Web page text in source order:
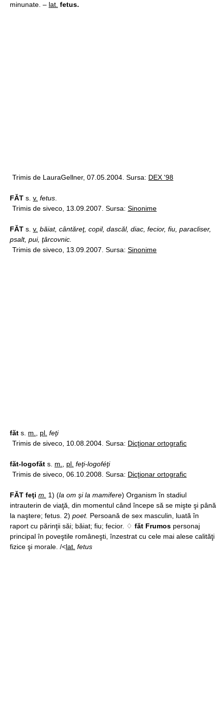
minunate. – lat. fetus.
Trimis de LauraGellner, 07.05.2004. Sursa: DEX '98
FĂT s. v. fetus
Trimis de siveco, 13.09.2007. Sursa: Sinonime
FĂT s. v. băiat, cântăreţ, copil, dascăl, diac, fecior, fiu, paracliser,
psalt, pui, ţârcovnic.
Trimis de siveco, 13.09.2007. Sursa: Sinonime
făt s. m. pl. feţi
Trimis de siveco, 10.08.2004. Sursa: Dicţionar ortografic
făt-logofăt s. m. pl. feţi-logoféţi
Trimis de siveco, 06.10.2008. Sursa: Dicţionar ortografic
FĂT feţi m. 1) (la om şi la mamifere) Organism în stadiul
intrauterin de viaţă, din momentul când începe să se mişte şi până
la naştere; fetus. 2) poet. Persoană de sex masculin, luată în
raport cu părinţii săi; băiat; fiu; fecior. ♢ făt Frumos personaj
principal în poveştile româneşti, înzestrat cu cele mai alese calităţi
fizice şi morale. /<lat. fetus